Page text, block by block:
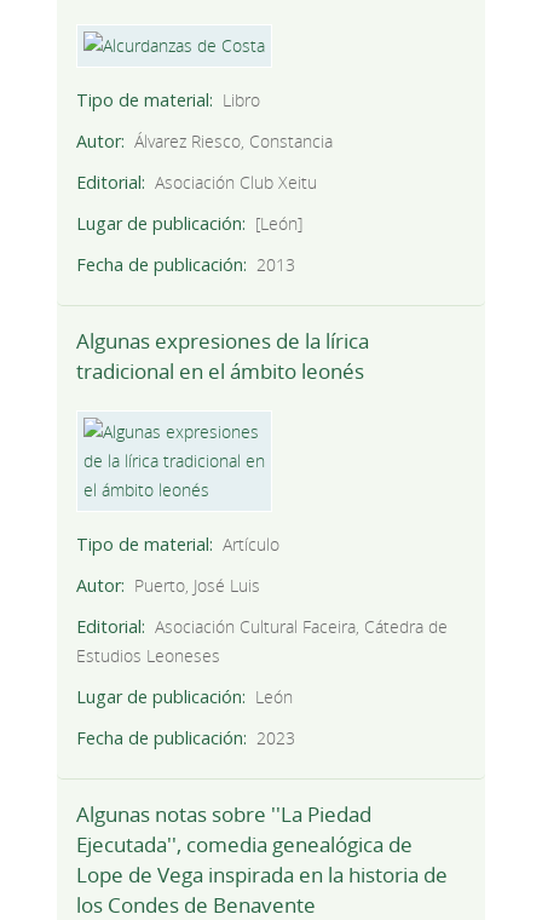
Tipo de material
Libro
Autor
Álvarez Riesco, Constancia
Editorial
Asociación Club Xeitu
Lugar de publicación
[León]
Fecha de publicación
2013
Algunas expresiones de la lírica
tradicional en el ámbito leonés
Tipo de material
Artículo
Autor
Puerto, José Luis
Editorial
Asociación Cultural Faceira, Cátedra de
Estudios Leoneses
Lugar de publicación
León
Fecha de publicación
2023
Algunas notas sobre ''La Piedad
Ejecutada'', comedia genealógica de
Lope de Vega inspirada en la historia de
los Condes de Benavente